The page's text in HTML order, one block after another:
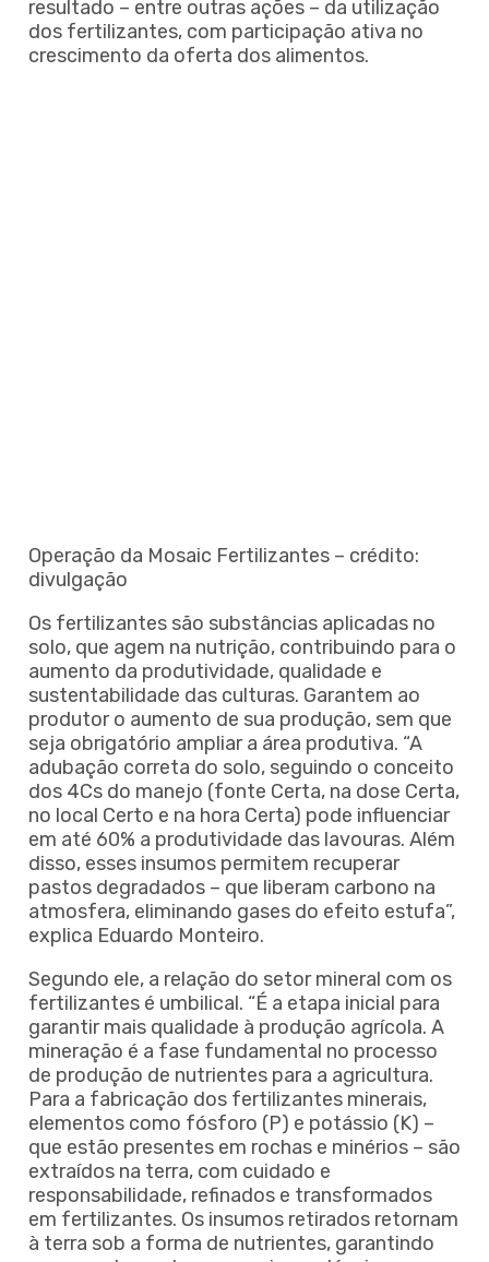
resultado – entre outras ações – da utilização
dos fertilizantes, com participação ativa no
crescimento da oferta dos alimentos.
Operação da Mosaic Fertilizantes – crédito:
divulgação
Os fertilizantes são substâncias aplicadas no
solo, que agem na nutrição, contribuindo para o
aumento da produtividade, qualidade e
sustentabilidade das culturas. Garantem ao
produtor o aumento de sua produção, sem que
seja obrigatório ampliar a área produtiva. “A
adubação correta do solo, seguindo o conceito
dos 4Cs do manejo (fonte Certa, na dose Certa,
no local Certo e na hora Certa) pode influenciar
em até 60% a produtividade das lavouras. Além
disso, esses insumos permitem recuperar
pastos degradados – que liberam carbono na
atmosfera, eliminando gases do efeito estufa”,
explica Eduardo Monteiro.
Segundo ele, a relação do setor mineral com os
fertilizantes é umbilical. “É a etapa inicial para
garantir mais qualidade à produção agrícola. A
mineração é a fase fundamental no processo
de produção de nutrientes para a agricultura.
Para a fabricação dos fertilizantes minerais,
elementos como fósforo (P) e potássio (K) –
que estão presentes em rochas e minérios – são
extraídos na terra, com cuidado e
responsabilidade, refinados e transformados
em fertilizantes. Os insumos retirados retornam
à terra sob a forma de nutrientes, garantindo